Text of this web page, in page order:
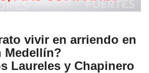
vivir en arriendo en
Medellín?
Laureles y Chapinero